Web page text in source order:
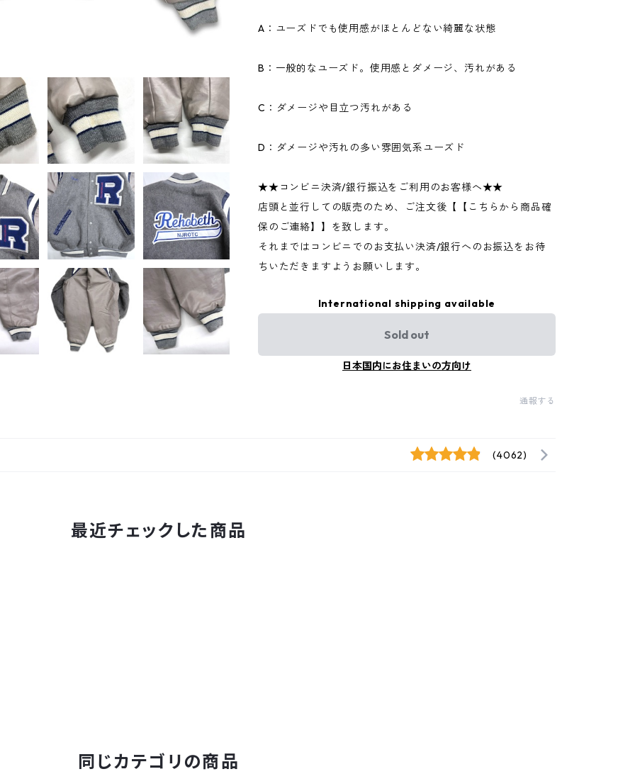
A：ユーズドでも使用感がほとんどない綺麗な状態
B：一般的なユーズド。使用感とダメージ、汚れがある
C：ダメージや目立つ汚れがある
D：ダメージや汚れの多い雰囲気系ユーズド
★★コンビニ決済/銀行振込をご利用のお客様へ★★
店頭と並行しての販売のため、ご注文後【【こちらから商品確
保のご連絡】】を致します。
それまではコンビニでのお支払い決済/銀行へのお振込をお待
ちいただきますようお願いします。
International shipping available
Sold out
日本国内にお住まいの方向け
通報する
(4062)
最近チェックした商品
同じカテゴリの商品